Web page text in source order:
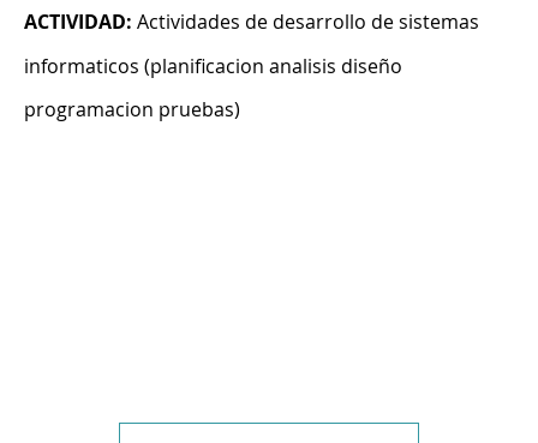
ACTIVIDAD: Actividades de desarrollo de sistemas
informaticos (planificacion analisis diseño
programacion pruebas)